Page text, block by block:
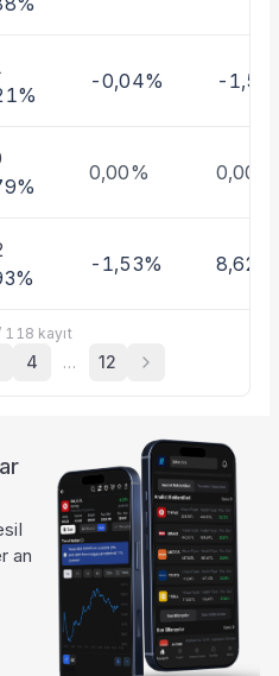
-0,04% -
0,00% 0,00%
-1,53% 8,62%
118 kayıt
4 … 12
an